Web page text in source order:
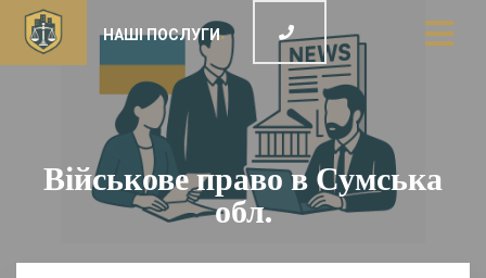
НАШІ ПОСЛУГИ
Військове право в Сумська
обл.